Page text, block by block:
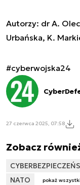
Autorzy: dr A.
Urbańska, K.
#cyberwojska24
27 czerwca 2025, 07:58
Zobacz
NATO
pokaż